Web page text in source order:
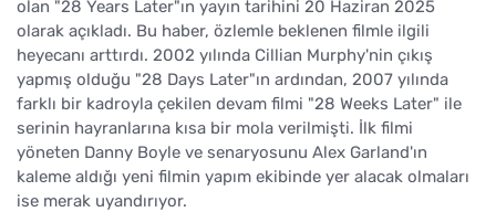
olan "28 Years Later"ın yayın tarihini 20 Haziran 2025
olarak açıkladı. Bu haber, özlemle beklenen filmle ilgili
heyecanı arttırdı. 2002 yılında Cillian Murphy'nin çıkış
yapmış olduğu "28 Days Later"ın ardından, 2007 yılında
farklı bir kadroyla çekilen devam filmi "28 Weeks Later" ile
serinin hayranlarına kısa bir mola verilmişti. İlk filmi
yöneten Danny Boyle ve senaryosunu Alex Garland'ın
kaleme aldığı yeni filmin yapım ekibinde yer alacak olmaları
ise merak uyandırıyor.